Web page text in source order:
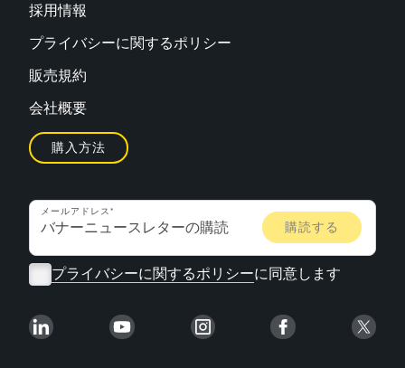
採用情報
プライバシーに関するポリシー
販売規約
会社概要
購入方法
メールアドレス
プライバシーに関するポリシーに同意します